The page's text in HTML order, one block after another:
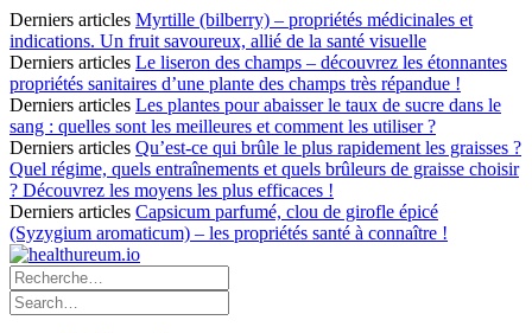
Derniers articles Myrtille (bilberry) – propriétés médicinales et
indications. Un fruit savoureux, allié de la santé visuelle
Derniers articles Le liseron des champs – découvrez les étonnantes
propriétés sanitaires d’une plante des champs très répandue !
Derniers articles Les plantes pour abaisser le taux de sucre dans le
sang : quelles sont les meilleures et comment les utiliser ?
Derniers articles Qu’est-ce qui brûle le plus rapidement les graisses ?
Quel régime, quels entraînements et quels brûleurs de graisse choisir
? Découvrez les moyens les plus efficaces !
Derniers articles Capsicum parfumé, clou de girofle épicé
(Syzygium aromaticum) – les propriétés santé à connaître !